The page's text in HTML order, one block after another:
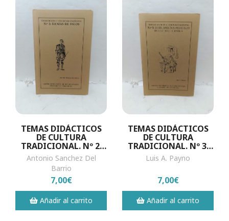
TEMAS DIDÁCTICOS
DE CULTURA
TRADICIONAL. Nº 2:
Danzas de palos
Antonio Sanchez Del
Barrio
7,00€
Añadir al carrito
TEMAS DIDÁCTICOS
DE CULTURA
TRADICIONAL. Nº 3:
Instrumentos
musicales de
Luis A. Payno
7,00€
Añadir al carrito